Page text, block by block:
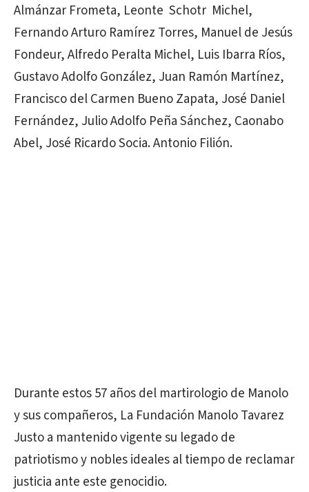
Almánzar Frometa, Leonte Schotr Michel,
Fernando Arturo Ramírez Torres, Manuel de Jesús
Fondeur, Alfredo Peralta Michel, Luis Ibarra Ríos,
Gustavo Adolfo González, Juan Ramón Martínez,
Francisco del Carmen Bueno Zapata, José Daniel
Fernández, Julio Adolfo Peña Sánchez, Caonabo
Abel, José Ricardo Socia. Antonio Filión.
Durante estos 57 años del martirologio de Manolo
y sus compañeros, La Fundación Manolo Tavarez
Justo a mantenido vigente su legado de
patriotismo y nobles ideales al tiempo de reclamar
justicia ante este genocidio.